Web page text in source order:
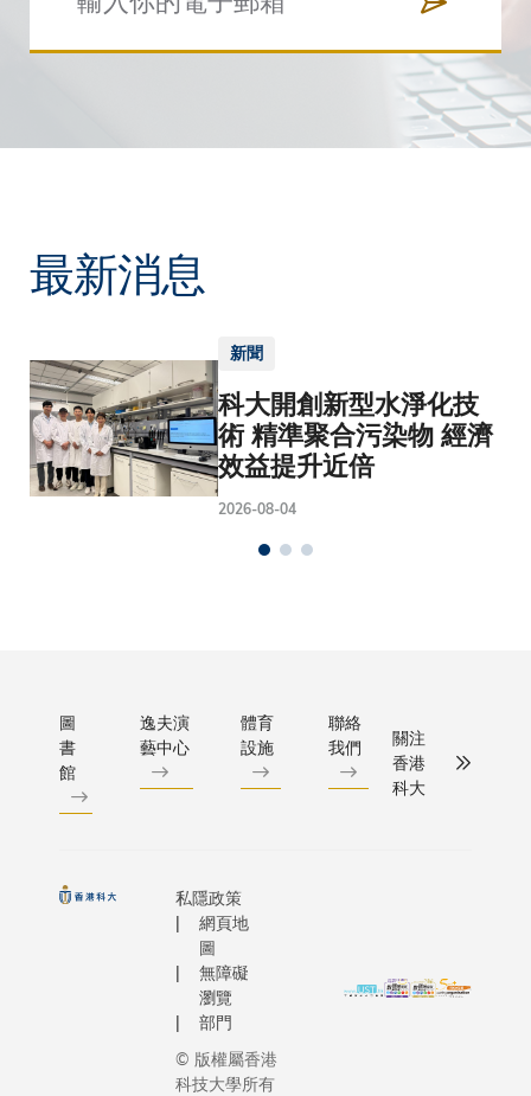
最新消息
新聞
科大開創新型水淨化技
術 精準聚合污染物 經濟
效益提升近倍
2026-08-04
圖
書
館
逸夫演
藝中心
體育
設施
聯絡
我們
關注
香港
科大
私隱政策
網頁地
圖
無障礙
瀏覽
部門
© 版權屬香港
科技大學所有